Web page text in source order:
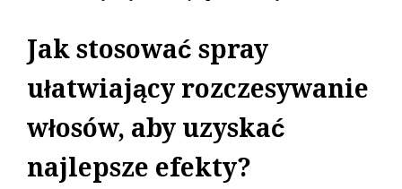
Jak stosować spray
ułatwiający rozczesywanie
włosów, aby uzyskać
najlepsze efekty?